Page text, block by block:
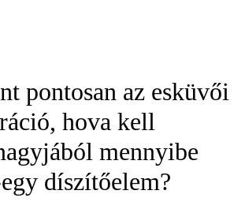
pontosan az esküvői
hova kell
mennyibe
díszítőelem?